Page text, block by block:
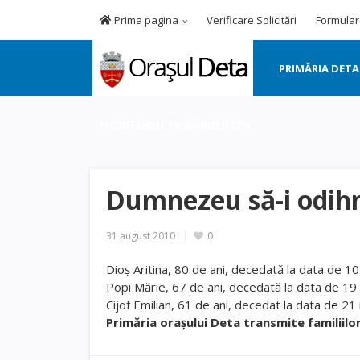
Prima pagina Verificare Solicitări
PRIMĂRIA DETA
Dumnezeu să-i
31 august 2010 0
Dioş Aritina, 80 de ani, decedată la data de
Popi Mărie, 67 de ani, decedată la data de 19
Cijof Emilian, 61 de ani, decedat la data de 21
Primăria oraşului Deta transmite